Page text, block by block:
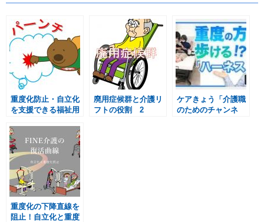
重度化防止・自立化
を支援できる福祉用
廃用症候群と介護リ
フトの役割 2
ケアきょう「介護職
のためのチャンネ
重度化の下降直線を
阻止！自立化と重度